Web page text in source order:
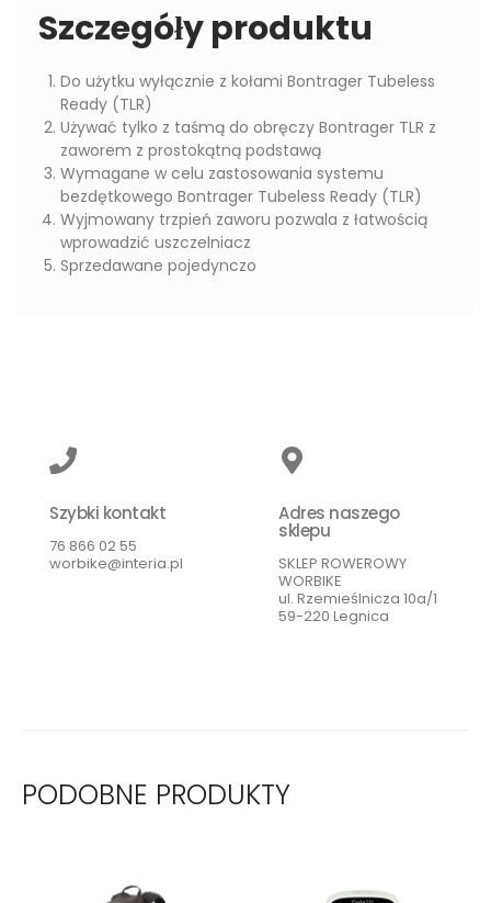
Szczegóły produktu
Do użytku wyłącznie z kołami Bontrager Tubeless
Ready (TLR)
Używać tylko z taśmą do obręczy Bontrager TLR z
zaworem z prostokątną podstawą
Wymagane w celu zastosowania systemu
bezdętkowego Bontrager Tubeless Ready (TLR)
Wyjmowany trzpień zaworu pozwala z łatwością
wprowadzić uszczelniacz
Sprzedawane pojedynczo
Szybki kontakt
76 866 02 55
worbike@interia.pl
Adres naszego
sklepu
SKLEP ROWEROWY
WORBIKE
ul. Rzemieślnicza 10a/1
59-220 Legnica
PODOBNE PRODUKTY